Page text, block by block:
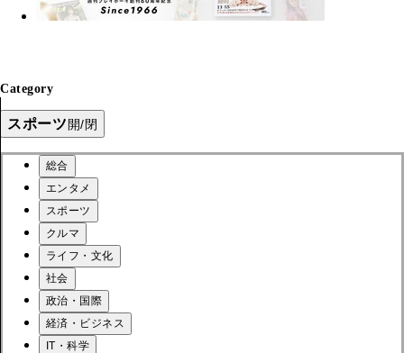
Category
スポーツ開/閉
総合
エンタメ
スポーツ
クルマ
ライフ・文化
社会
政治・国際
経済・ビジネス
IT・科学